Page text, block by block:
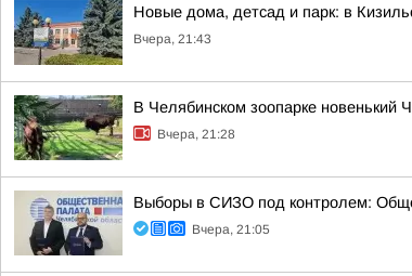
Новые дома, детсад и парк: в
Вчера, 21:43
В Челябинском зоопарке новенький
Вчера, 21:28
Выборы в СИЗО под контролем:
Вчера, 21:05